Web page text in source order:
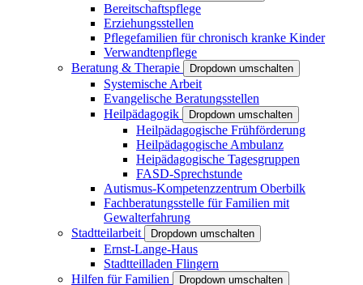
Bereitschaftspflege
Erziehungsstellen
Pflegefamilien für chronisch kranke Kinder
Verwandtenpflege
Beratung & Therapie
Dropdown umschalten
Systemische Arbeit
Evangelische Beratungsstellen
Heilpädagogik
Dropdown umschalten
Heilpädagogische Frühförderung
Heilpädagogische Ambulanz
Heipädagogische Tagesgruppen
FASD-Sprechstunde
Autismus-Kompetenzzentrum Oberbilk
Fachberatungsstelle für Familien mit
Gewalterfahrung
Stadtteilarbeit
Dropdown umschalten
Ernst-Lange-Haus
Stadtteilladen Flingern
Hilfen für Familien
Dropdown umschalten